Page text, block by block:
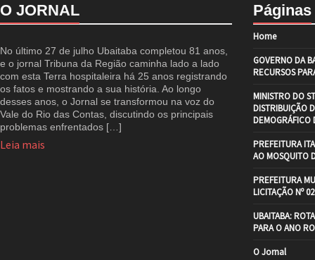
O JORNAL
No último 27 de julho Ubaitaba completou 81 anos,
e o jornal Tribuna da Região caminha lado a lado
com esta Terra hospitaleira há 25 anos registrando
os fatos e mostrando a sua história. Ao longo
desses anos, o Jornal se transformou na voz do
Vale do Rio das Contas, discutindo os principais
problemas enfrentados […]
Leia mais
Páginas
Home
GOVERNO DA
RECURSOS
MINISTRO DO
DISTRIBUIÇÃO
DEMOGRÁFICO
PREFEITURA
AO MOSQUITO
PREFEITURA
LICITAÇÃO Nº
UBAITABA:
PARA O ANO
O Jornal